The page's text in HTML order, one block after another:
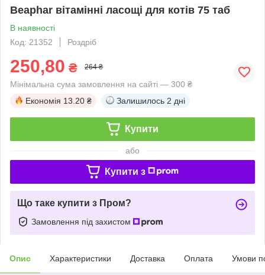
Beaphar вітамінні ласощі для котів 75 таб
В наявності
Код: 21352
Роздріб
250,80 ₴ 264 ₴
Мінімальна сума замовлення на сайті — 300 ₴
Економія 13.20 ₴ Залишилось 2 дні
Купити
або
Купити з
Що таке купити з Пром?
Замовлення під захистом
Опис Характеристики Доставка Оплата Умови